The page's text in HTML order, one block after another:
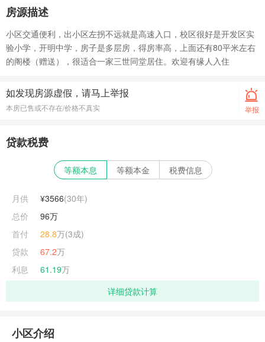
房源描述
小区交通便利，出小区左拐不远就是高速入口，校区很好是开发区实
验小学，开明中学，房子是多层房，得房率高，上面还有80平米左右
的阁楼（赠送），很适合一家三世同堂居住。欢迎有缘人入住
举报
如发现房源虚假，请马上举报
本房已售或不存在/价格不真实
贷款税费
等额本息 等额本金 税费信息
月供 ¥3566(30年)
总价
96万
首付
28.8万(3成)
贷款
67.2万
利息
61.19万
详细贷款计算
小区介绍